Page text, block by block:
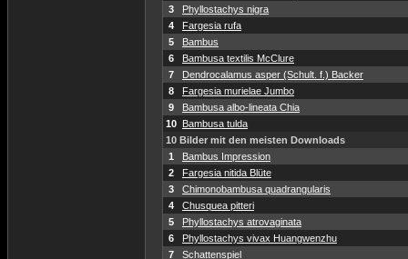
3
Phyllostachys nigra
4
Fargesia rufa
5
Bambus
6
Bambusa textilis McClure
7
Dendrocalamus asper (Schult. f.) Backer
8
Fargesia murielae Jumbo
9
Bambusa albo-lineata Chia
10 Bambusa tulda
10 Bilder mit den meisten Downloads
1
Bambus Impression
2
Fargesia nitida Blüte
3
Chimonobambusa quadrangularis
4
Chusquea pitteri
5
Phyllostachys atrovaginata
6
Phyllostachys vivax Huangwenzhu
7
Schattenspiel